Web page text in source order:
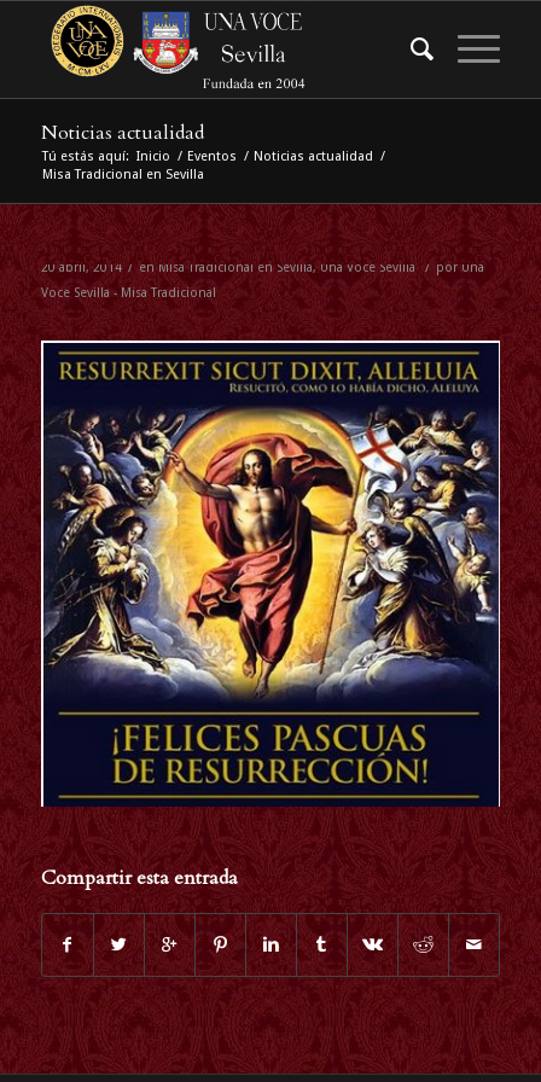
Noticias actualidad
Tú estás aquí: Inicio / Eventos / Noticias actualidad /
Misa Tradicional en Sevilla
20 abril, 2014 / en Misa Tradicional en Sevilla, Una Voce Sevilla / porUna
Voce Sevilla - Misa Tradicional
Compartir esta entrada